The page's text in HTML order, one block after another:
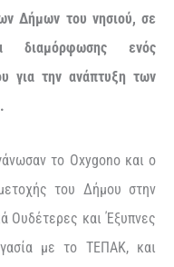
Δήμων του νησιού, σε
διαμόρφωσης ενός
για την ανάπτυξη των
το Oxygono και ο
του Δήμου στην
Ουδέτερες και Έξυπνες
με το ΤΕΠΑΚ, και